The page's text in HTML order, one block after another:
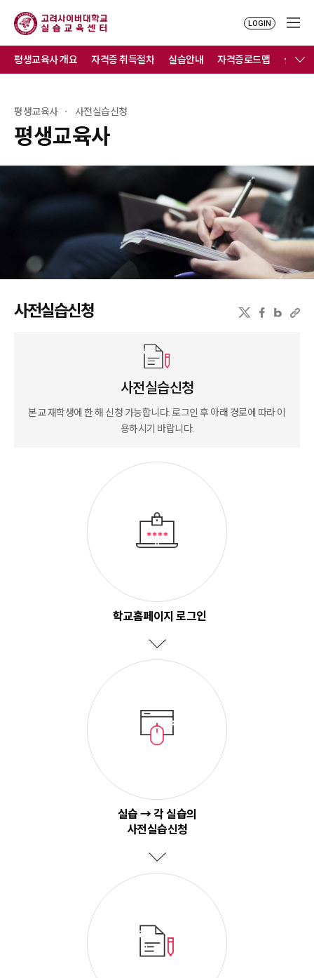
LOGIN
평생교육사
평생교육사 사전실습신청
평생교육사 개요 자격증 취득절차 실습안내 자격증로드맵 실습연
사전실습신청
사전실습신청
본교 재학생에 한 해 신청 가능합니다. 로그인 후 아래 경로에 따라 이
용하시기 바랍니다.
학교홈페이지 로그인
실습 → 각 실습의
사전실습신청